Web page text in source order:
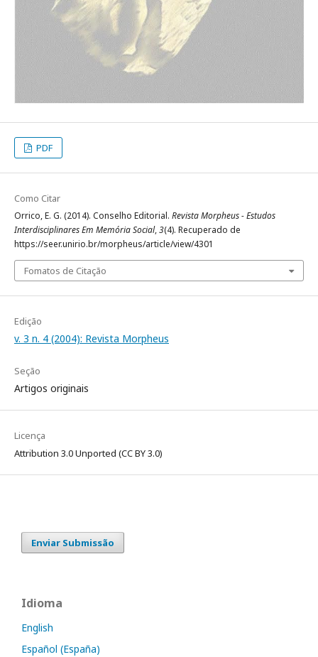
PDF
Como Citar
Orrico, E. G. (2014). Conselho Editorial. Revista Morpheus - Estudos
Interdisciplinares Em Memória Social,3(4). Recuperado de
https://seer.unirio.br/morpheus/article/view/4301
Fomatos de Citação
Edição
v. 3 n. 4 (2004): Revista Morpheus
Seção
Artigos originais
Licença
Attribution 3.0 Unported (CC BY 3.0)
Enviar Submissão
Idioma
English
Español (España)